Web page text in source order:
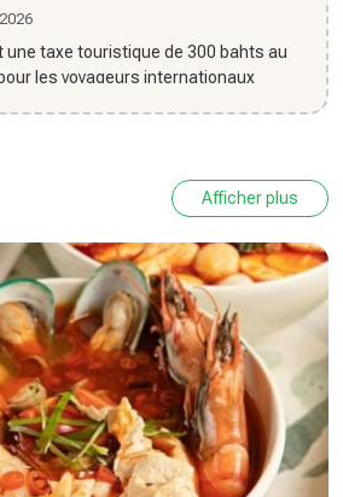
une taxe touristique de 300 bahts au
les voyageurs internationaux
Afficher plus